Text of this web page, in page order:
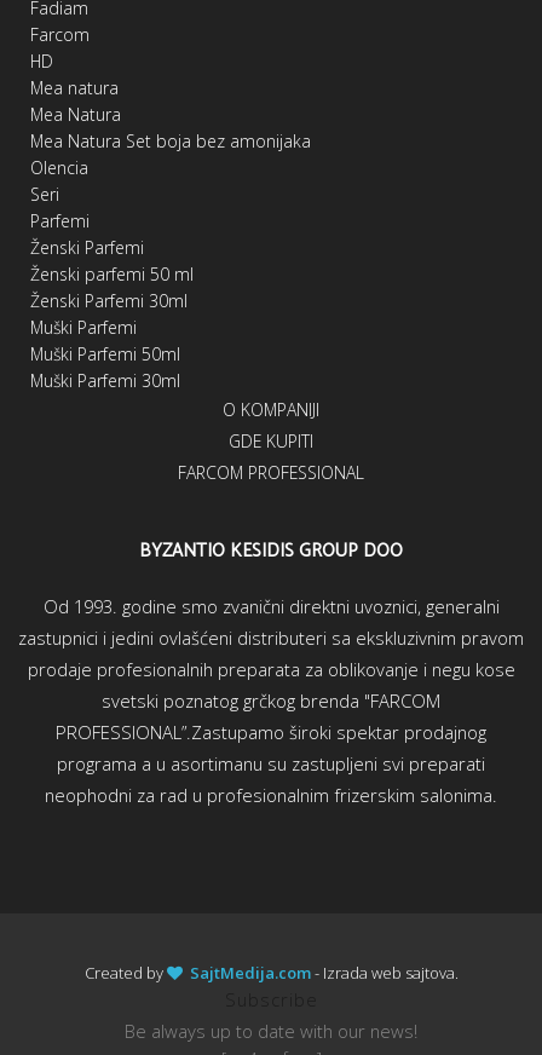
Fadiam
Farcom
HD
Mea natura
Mea Natura
Mea Natura Set boja bez amonijaka
Olencia
Seri
Parfemi
Ženski Parfemi
Ženski parfemi 50 ml
Ženski Parfemi 30ml
Muški Parfemi
Muški Parfemi 50ml
Muški Parfemi 30ml
O KOMPANIJI
GDE KUPITI
FARCOM PROFESSIONAL
BYZANTIO KESIDIS GROUP DOO
Od 1993. godine smo zvanični direktni uvoznici, generalni
zastupnici i jedini ovlašćeni distributeri sa ekskluzivnim pravom
prodaje profesionalnih preparata za oblikovanje i negu kose
svetski poznatog grčkog brenda "FARCOM
PROFESSIONAL”.Zastupamo široki spektar prodajnog
programa a u asortimanu su zastupljeni svi preparati
neophodni za rad u profesionalnim frizerskim salonima.
Created by SajtMedija.com- Izrada web sajtova.
Be always up to date with our news!